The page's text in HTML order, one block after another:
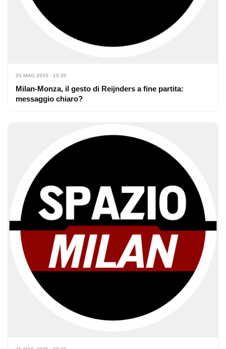
25 MAG 2025 · 15:30
Milan-Monza, il gesto di Reijnders a fine partita:
messaggio chiaro?